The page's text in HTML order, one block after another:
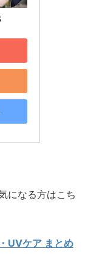
になる方はこち
UVケア まとめ